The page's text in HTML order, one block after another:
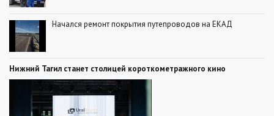
Начался ремонт покрытия путепроводов на ЕКАД
Нижний Тагил станет столицей короткометражного кино